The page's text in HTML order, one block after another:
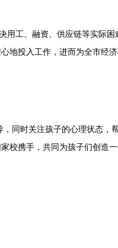
用工、融资、供应链等实际
地投入工作，进而为全市经
同时关注孩子的心理状态，
携手，共同为孩子们创造一